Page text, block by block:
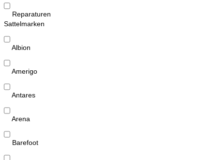
Reparaturen
Sattelmarken
Albion
Amerigo
Antares
Arena
Barefoot